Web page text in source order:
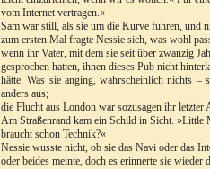
vom Internet vertragen.«
Sam war still, als sie um die Kurve fuhren, und
zum ersten Mal fragte Nessie sich, was wohl
wenn ihr Vater, mit dem sie seit über zwanzig
gesprochen hatten, ihnen dieses Pub nicht
hätte. Was sie anging, wahrscheinlich nichts –
anders aus;
die Flucht aus London war sozusagen ihr letzter
Am Straßenrand kam ein Schild in Sicht.
braucht schon Technik?«
Nessie wusste nicht, ob sie das Navi oder das
oder beides meinte, doch es erinnerte sie wieder